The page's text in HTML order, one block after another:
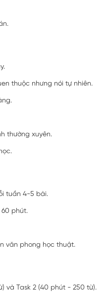
thuộc nhưng nói tự nhiên.
thường xuyên.
tuần 4-5 bài.
phút.
văn phong học thuật.
và Task 2 (40 phút - 250 từ).